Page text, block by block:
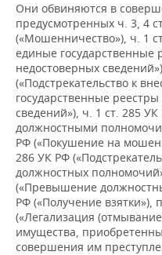
ЭНЕРГЕТИКА
УСЛУГИ
МЕДИА
ТЕЛЕКОММУНИКАЦИИ
ВЫЕЗДНАЯ РЕДАКЦИЯ
БИЗНЕС-БРАНЧИ
ONLINE-
ОТКРЫТАЯ ЛЕКЦИЯ
НОВОСТИ СПОРТА
ФУТБОЛ
ХОККЕЙ
БАСКЕТБОЛ
ВОЛЕЙБОЛ
КИБЕРСПОРТ
ФИГУРНОЕ КАТАНИЕ
ОБЩЕСТВО
НОВОСТИ ОБЩЕСТВА
ВЛАСТЬ
ИНФРАСТРУКТУРА
ИСТОРИЯ
КУЛЬТУРА
МЕДИЦИНА
ФОТОГАЛЕРЕЯ
СЮЖЕТЫ
СПРАВОЧНИК
СПИСОК ПЕРСОН
СПИСОК КОМПАНИЙ
ПОЛНАЯ ВЕРСИЯ
Они обвиняются в
предусмотренных ч. 3, 4
(«Мошенничество»), ч. 1
единые государственные
недостоверных
(«Подстрекательство к
государственные
сведений»), ч. 1 ст. 285
должностными
РФ («Покушение на
286 УК РФ
должностных
(«Превышение
РФ («Получение взятки»),
(«Легализация
имущества,
совершения им